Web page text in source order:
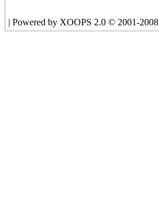
| Powered by XOOPS 2.0 © 2001-2008